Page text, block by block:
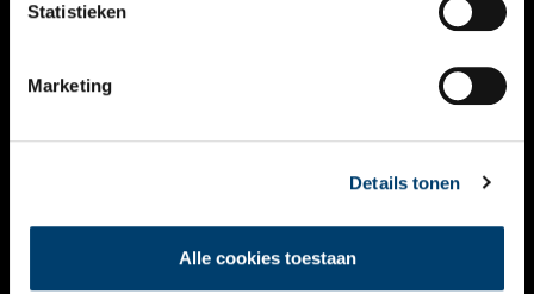
Statistieken
Marketing
Details tonen
Alle cookies toestaan
NIEUWS
KALENDER
ACTIVITEITEN